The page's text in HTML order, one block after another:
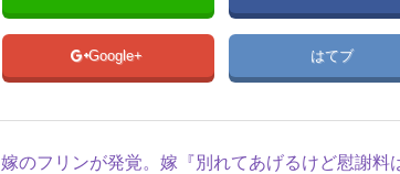
Google+ はてブ
嫁のフリンが発覚。嫁『別れてあげるけど慰謝料